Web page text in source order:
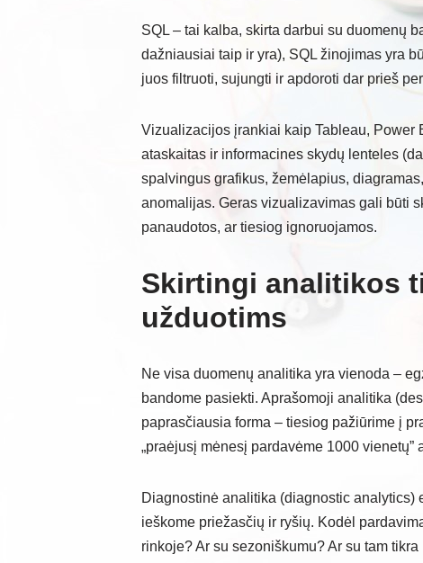
SQL – tai kalba, skirta darbui su duomenų
dažniausiai taip ir yra), SQL žinojimas yra
juos filtruoti, sujungti ir apdoroti dar prieš
Vizualizacijos įrankiai kaip Tableau, Power
ataskaitas ir informacines skydų lenteles
spalvingus grafikus, žemėlapius,
anomalijas. Geras vizualizavimas gali būti
panaudotos, ar tiesiog ignoruojamos.
Skirtingi analitikos
užduotims
Ne visa duomenų analitika yra vienoda –
bandome pasiekti. Aprašomoji analitika
paprasčiausia forma – tiesiog pažiūrime į
„praėjusį mėnesį pardavėme 1000 vienetų”
Diagnostinė analitika (diagnostic analytics)
ieškome priežasčių ir ryšių. Kodėl
rinkoje? Ar su sezoniškumu? Ar su tam